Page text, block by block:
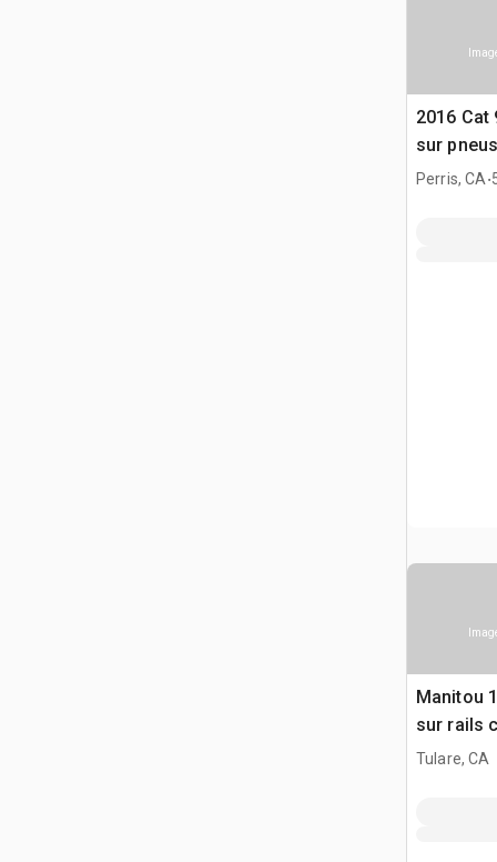
2016 Cat
sur pneus
Perris, CA.
Manitou
sur rails
Tulare, CA